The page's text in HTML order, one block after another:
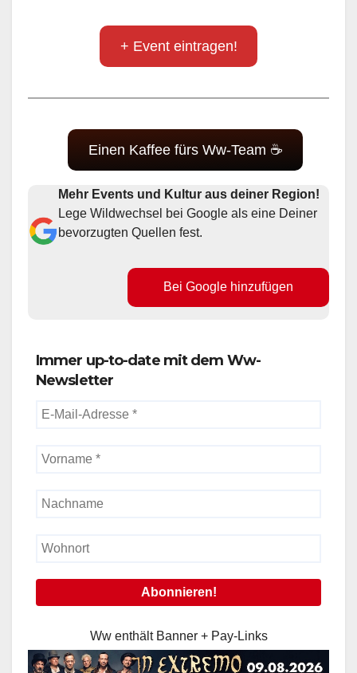
+ Event eintragen!
Einen Kaffee fürs Ww-Team ☕
Mehr Events und Kultur aus deiner Region!
Lege Wildwechsel bei Google als eine Deiner
bevorzugten Quellen fest.
Bei Google hinzufügen
Immer up-to-date mit dem Ww-
Newsletter
Ww enthält Banner + Pay-Links